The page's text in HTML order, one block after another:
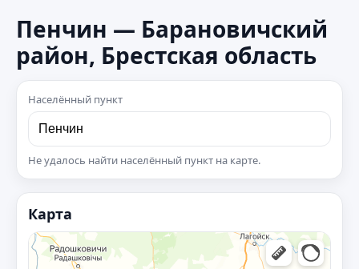
Пенчин — Барановичский
район, Брестская область
Населённый пункт
Не удалось найти населённый пункт на карте.
Карта